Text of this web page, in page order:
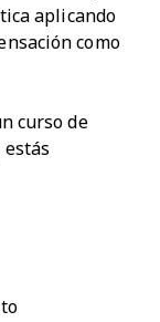
aplicando
como
curso de